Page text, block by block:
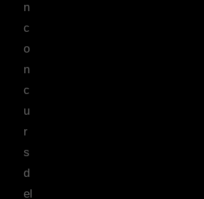
n
c
o
n
c
u
r
s
d
el